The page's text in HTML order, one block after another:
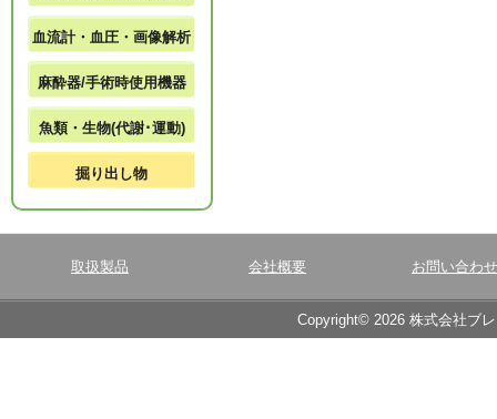
血流計・血圧・画像解析
麻酔器/手術時使用機器
魚類・生物(代謝･運動)
掘り出し物
取扱製品 会社概要 お問い合わせ
Copyright© 2026 株式会社ブ